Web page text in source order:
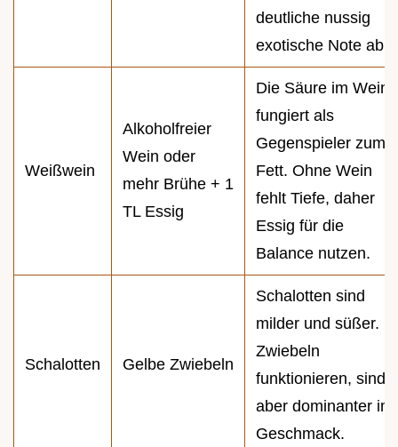
deutliche nussig
exotische Note ab.
Weißwein
Alkoholfreier
Wein oder
mehr Brühe + 1
TL Essig
Die Säure im Wein
fungiert als
Gegenspieler zum
Fett. Ohne Wein
fehlt Tiefe, daher
Essig für die
Balance nutzen.
Schalotten Gelbe Zwiebeln
Schalotten sind
milder und süßer.
Zwiebeln
funktionieren, sind
aber dominanter im
Geschmack.